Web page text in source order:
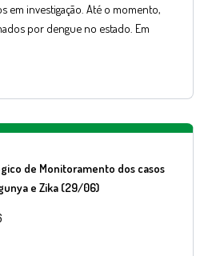
em investigação. Até o momento,
por dengue no estado. Em
de Monitoramento dos casos
e Zika (29/06)